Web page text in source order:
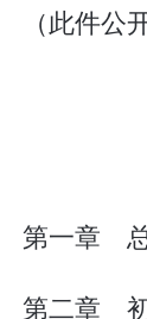
（此件公
第一章
第二章